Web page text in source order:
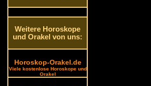
Weitere Horoskope
und Orakel von uns:
Horoskop-Orakel.de
Viele kostenlose Horoskope und
Orakel